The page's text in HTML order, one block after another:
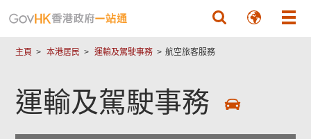
主頁 本港居民 運輸及駕駛事務 航空旅客服務
運輸及駕駛事務